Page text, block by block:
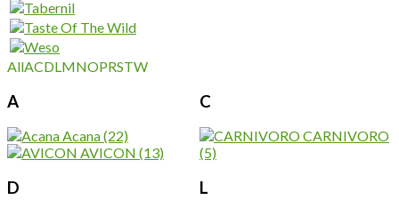
AllACDLMNOPRSTW
A
Acana(22)
AVICON (13)
C
CARNIVORO
(5)
D L